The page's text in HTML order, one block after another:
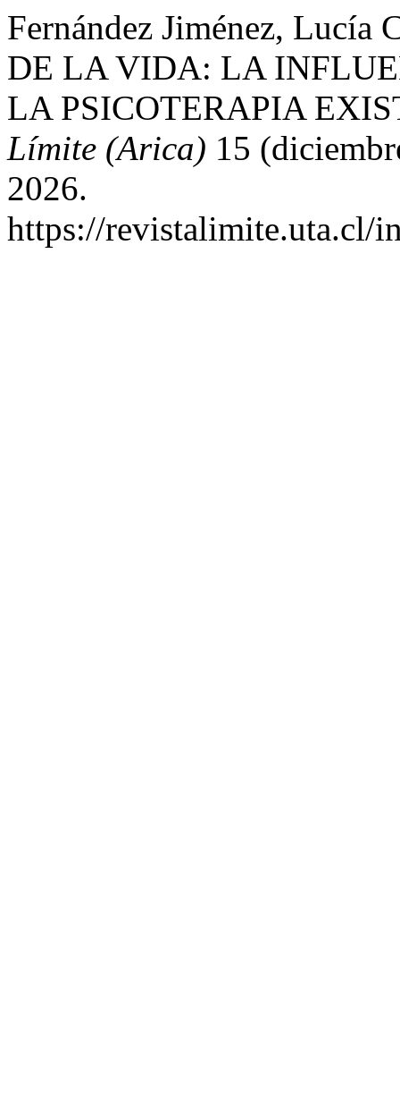
Fernández Jiménez, Lucía
DE LA VIDA: LA
LA PSICOTERAPIA
Límite (Arica) 15
2026.
https://revistalimite.uta.cl/